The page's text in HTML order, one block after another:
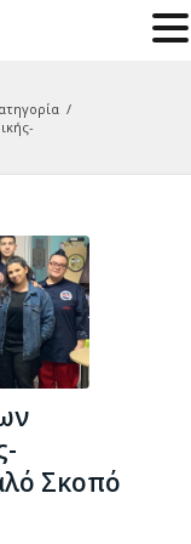
/
Σκοπό